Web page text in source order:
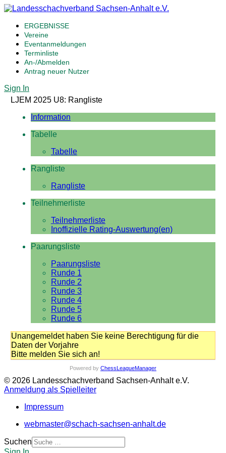
ERGEBNISSE
Vereine
Eventanmeldungen
Terminliste
An-/Abmelden
Antrag neuer Nutzer
Sign In
LJEM 2025 U8: Rangliste
Information
Tabelle
Tabelle
Rangliste
Rangliste
Teilnehmerliste
Teilnehmerliste
Inoffizielle Rating-Auswertung(en)
Paarungsliste
Paarungsliste
Runde 1
Runde 2
Runde 3
Runde 4
Runde 5
Runde 6
Unangemeldet haben Sie keine Berechtigung für die
Daten der Vorjahre
Bitte melden Sie sich an!
Powered by ChessLeagueManager
© 2026 Landesschachverband Sachsen-Anhalt e.V.
Anmeldung als Spielleiter
Impressum
webmaster@schach-sachsen-anhalt.de
Suchen